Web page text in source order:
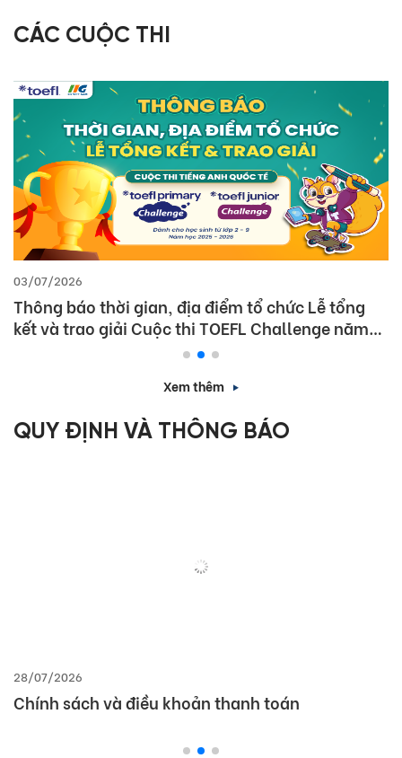
CÁC CUỘC THI
03/07/2026
Thông báo thời gian, địa điểm tổ chức Lễ tổng
kết và trao giải Cuộc thi TOEFL Challenge năm
Xem thêm
QUY ĐỊNH VÀ THÔNG BÁO
28/07/2026
Chính sách và điều khoản thanh toán